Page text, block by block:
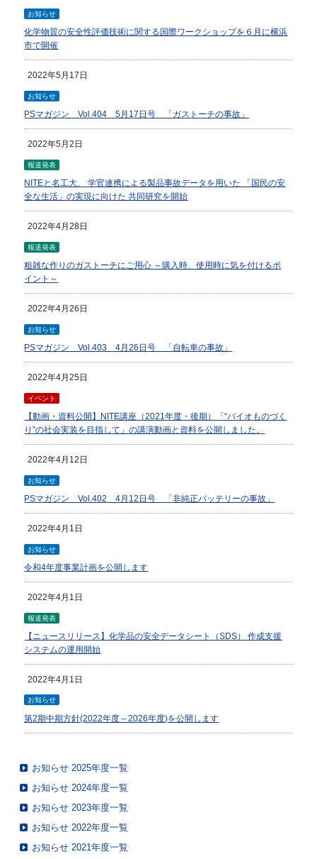
お知らせ
化学物質の安全性評価技術に関する国際ワークショップを６月に横浜
市で開催
2022年5月17日
お知らせ
PSマガジン Vol.404 5月17日号 「ガストーチの事故」
2022年5月2日
報道発表
NITEと名工大、 学官連携による製品事故データを用いた 「国民の安
全な生活」の実現に向けた 共同研究を開始
2022年4月28日
報道発表
粗雑な作りのガストーチにご用心 ～購入時、使用時に気を付けるポ
イント～
2022年4月26日
お知らせ
PSマガジン Vol.403 4月26日号 「自転車の事故」
2022年4月25日
イベント
【動画・資料公開】NITE講座（2021年度・後期）「“バイオものづく
り”の社会実装を目指して」の講演動画と資料を公開しました。
2022年4月12日
お知らせ
PSマガジン Vol.402 4月12日号 「非純正バッテリーの事故」
2022年4月1日
お知らせ
令和4年度事業計画を公開します
2022年4月1日
報道発表
【ニュースリリース】化学品の安全データシート（SDS） 作成支援
システムの運用開始
2022年4月1日
お知らせ
第2期中期方針(2022年度～2026年度)を公開します
お知らせ 2025年度一覧
お知らせ 2024年度一覧
お知らせ 2023年度一覧
お知らせ 2022年度一覧
お知らせ 2021年度一覧